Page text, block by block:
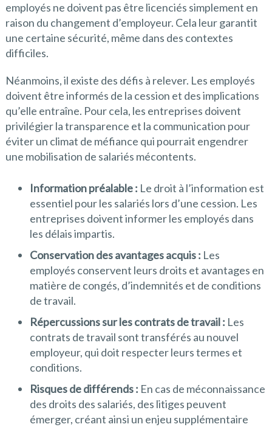
employés ne doivent pas être licenciés simplement en
raison du changement d’employeur. Cela leur garantit
une certaine sécurité, même dans des contextes
difficiles.
Néanmoins, il existe des défis à relever. Les employés
doivent être informés de la cession et des implications
qu’elle entraîne. Pour cela, les entreprises doivent
privilégier la transparence et la communication pour
éviter un climat de méfiance qui pourrait engendrer
une mobilisation de salariés mécontents.
Information préalable : Le droit à l’information est
essentiel pour les salariés lors d’une cession. Les
entreprises doivent informer les employés dans
les délais impartis.
Conservation des avantages acquis : Les
employés conservent leurs droits et avantages en
matière de congés, d’indemnités et de conditions
de travail.
Répercussions sur les contrats de travail : Les
contrats de travail sont transférés au nouvel
employeur, qui doit respecter leurs termes et
conditions.
Risques de différends : En cas de méconnaissance
des droits des salariés, des litiges peuvent
émerger, créant ainsi un enjeu supplémentaire